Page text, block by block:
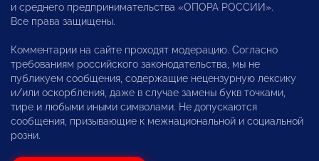
и среднего предпринимательства «ОПОРА РОССИИ».
Все права защищены.
Комментарии на сайте проходят модерацию. Согласно
требованиям российского законодательства, мы не
публикуем сообщения, содержащие нецензурную лексику
и/или оскорбления, даже в случае замены букв точками,
тире и любыми иными символами. Не допускаются
сообщения, призывающие к межнациональной и социальной
розни.